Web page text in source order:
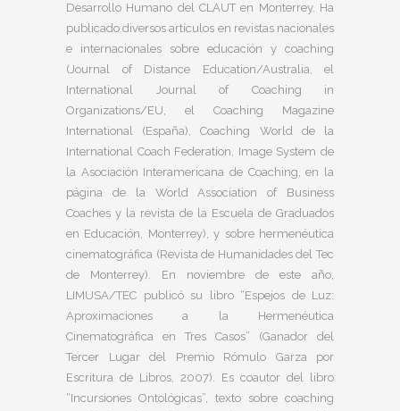
Desarrollo Humano del CLAUT en Monterrey. Ha
publicado diversos artículos en revistas nacionales
e internacionales sobre educación y coaching
(Journal of Distance Education/Australia, el
International Journal of Coaching in
Organizations/EU, el Coaching Magazine
International (España), Coaching World de la
International Coach Federation, Image System de
la Asociación Interamericana de Coaching, en la
página de la World Association of Business
Coaches y la revista de la Escuela de Graduados
en Educación, Monterrey), y sobre hermenéutica
cinematográfica (Revista de Humanidades del Tec
de Monterrey). En noviembre de este año,
LIMUSA/TEC publicó su libro “Espejos de Luz:
Aproximaciones a la Hermenéutica
Cinematográfica en Tres Casos” (Ganador del
Tercer Lugar del Premio Rómulo Garza por
Escritura de Libros, 2007). Es coautor del libro
“Incursiones Ontológicas”, texto sobre coaching